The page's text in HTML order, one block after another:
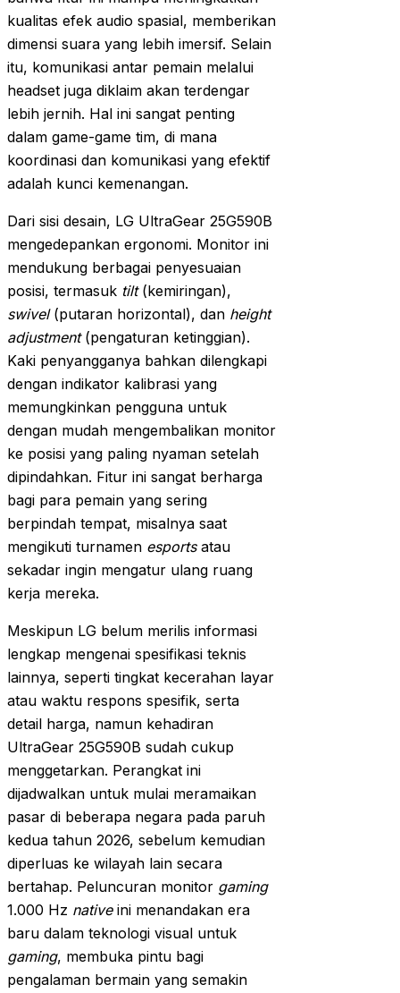
kualitas efek audio spasial, memberikan
dimensi suara yang lebih imersif. Selain
itu, komunikasi antar pemain melalui
headset juga diklaim akan terdengar
lebih jernih. Hal ini sangat penting
dalam game-game tim, di mana
koordinasi dan komunikasi yang efektif
adalah kunci kemenangan.
Dari sisi desain, LG UltraGear 25G590B
mengedepankan ergonomi. Monitor ini
mendukung berbagai penyesuaian
posisi, termasuk tilt(kemiringan),
swivel(putaran horizontal), dan height
adjustment(pengaturan ketinggian).
Kaki penyangganya bahkan dilengkapi
dengan indikator kalibrasi yang
memungkinkan pengguna untuk
dengan mudah mengembalikan monitor
ke posisi yang paling nyaman setelah
dipindahkan. Fitur ini sangat berharga
bagi para pemain yang sering
berpindah tempat, misalnya saat
mengikuti turnamen esportsatau
sekadar ingin mengatur ulang ruang
kerja mereka.
Meskipun LG belum merilis informasi
lengkap mengenai spesifikasi teknis
lainnya, seperti tingkat kecerahan layar
atau waktu respons spesifik, serta
detail harga, namun kehadiran
UltraGear 25G590B sudah cukup
menggetarkan. Perangkat ini
dijadwalkan untuk mulai meramaikan
pasar di beberapa negara pada paruh
kedua tahun 2026, sebelum kemudian
diperluas ke wilayah lain secara
bertahap. Peluncuran monitor gaming
1.000 Hz nativeini menandakan era
baru dalam teknologi visual untuk
gaming, membuka pintu bagi
pengalaman bermain yang semakin